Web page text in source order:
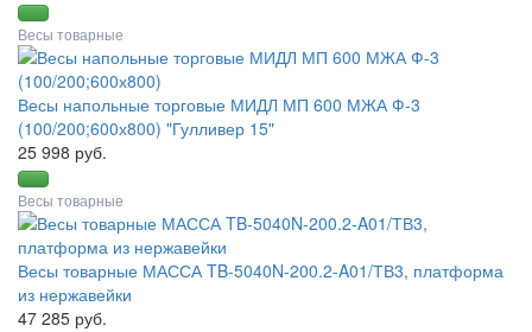
Весы товарные
Весы напольные торговые МИДЛ МП 600 МЖА Ф-3
(100/200;600х800) "Гулливер 15"
25 998 руб.
Весы товарные
Весы товарные МАССА TB-5040N-200.2-A01/ТВ3, платформа
из нержавейки
47 285 руб.